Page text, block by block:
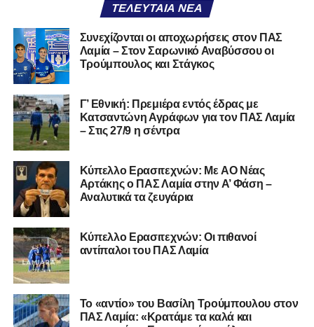
στις 26 Σεπτεμβρίου 2021.
Καλωσορίζουμε τον Βασίλη στην οικογένεια του
Σαρωνικού και του ευχόμαστε υγεία και πολλές
επιτυχίες.»
Η ανακοίνωση για τον Χρυσόστομο Στάγκο
«Ο Α.Ο. Σαρωνικός Αναβύσσου ανακοινώνει την
απόκτηση του τερματοφύλακα Χρυσόστομου Στάγκου.
Ο 24χρονος τερματοφύλακας (γεννημένος στις
27/06/2002) προέρχεται επίσης από μία γεμάτη χρονιά
στη Γ’ Εθνική με τον ΠΑΣ Λαμία. Στο παρελθόν
αγωνίστηκε στον Λεβαδειακό, ενώ πέρασε και από ομάδες
της Serie D στην Ιταλία, όπως οι Nocerina, S. Maria
Cilento και Castrovillari, έχοντας ξεκινήσει την
ποδοσφαιρική του διαδρομή από τον Απόλλωνα Σμύρνης.
ΤΕΛΕΥΤΑΊΑ ΝΈΑ
Συνεχίζονται οι αποχωρήσεις στον ΠΑΣ
Λαμία – Στον Σαρωνικό Αναβύσσου οι
Τρούμπουλος και Στάγκος
Γ’ Εθνική: Πρεμιέρα εντός έδρας με
Κατσαντώνη Αγράφων για τον ΠΑΣ Λαμία
– Στις 27/9 η σέντρα
Kύπελλο Ερασιτεχνών: Με AO Nέας
Αρτάκης ο ΠΑΣ Λαμία στην Α’ Φάση –
Αναλυτικά τα ζευγάρια
Κύπελλο Ερασιτεχνών: Οι πιθανοί
αντίπαλοι του ΠΑΣ Λαμία
Το «αντίο» του Βασίλη Τρούμπουλου στον
ΠΑΣ Λαμία: «Κρατάμε τα καλά και